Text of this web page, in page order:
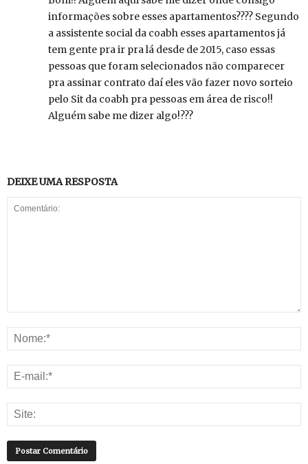
informações sobre esses apartamentos???? Segundo
a assistente social da coabh esses apartamentos já
tem gente pra ir pra lá desde de 2015, caso essas
pessoas que foram selecionados não comparecer
pra assinar contrato daí eles vão fazer novo sorteio
pelo Sit da coabh pra pessoas em área de risco!!
Alguém sabe me dizer algo!???
DEIXE UMA RESPOSTA